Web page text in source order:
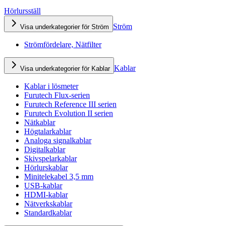
Hörlursställ
Visa underkategorier för Ström Ström
Strömfördelare, Nätfilter
Visa underkategorier för Kablar Kablar
Kablar i lösmeter
Furutech Flux-serien
Furutech Reference III serien
Furutech Evolution II serien
Nätkablar
Högtalarkablar
Analoga signalkablar
Digitalkablar
Skivspelarkablar
Hörlurskablar
Minitelekabel 3,5 mm
USB-kablar
HDMI-kablar
Nätverkskablar
Standardkablar